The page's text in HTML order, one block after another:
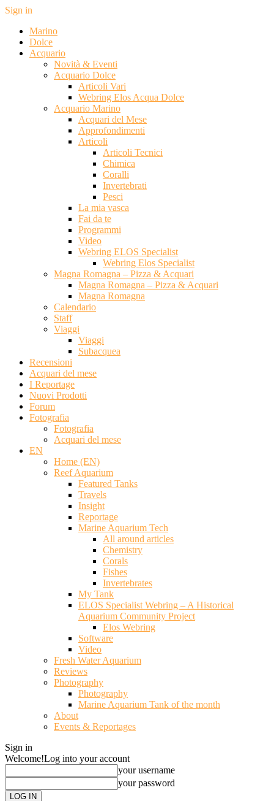
Sign in
Marino
Dolce
Acquario
Novità & Eventi
Acquario Dolce
Articoli Vari
Webring Elos Acqua Dolce
Acquario Marino
Acquari del Mese
Approfondimenti
Articoli
Articoli Tecnici
Chimica
Coralli
Invertebrati
Pesci
La mia vasca
Fai da te
Programmi
Video
Webring ELOS Specialist
Webring Elos Specialist
Magna Romagna – Pizza & Acquari
Magna Romagna – Pizza & Acquari
Magna Romagna
Calendario
Staff
Viaggi
Viaggi
Subacquea
Recensioni
Acquari del mese
I Reportage
Nuovi Prodotti
Forum
Fotografia
Fotografia
Acquari del mese
EN
Home (EN)
Reef Aquarium
Featured Tanks
Travels
Insight
Reportage
Marine Aquarium Tech
All around articles
Chemistry
Corals
Fishes
Invertebrates
My Tank
ELOS Specialist Webring – A Historical
Aquarium Community Project
Elos Webring
Software
Video
Fresh Water Aquarium
Reviews
Photography
Photography
Marine Aquarium Tank of the month
About
Events & Reportages
Sign in
Welcome!Log into your account
your username
your password